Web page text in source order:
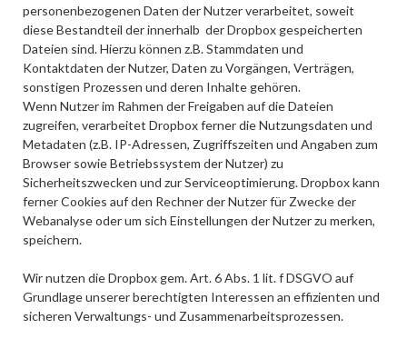
personenbezogenen Daten der Nutzer verarbeitet, soweit
diese Bestandteil der innerhalb der Dropbox gespeicherten
Dateien sind. Hierzu können z.B. Stammdaten und
Kontaktdaten der Nutzer, Daten zu Vorgängen, Verträgen,
sonstigen Prozessen und deren Inhalte gehören.
Wenn Nutzer im Rahmen der Freigaben auf die Dateien
zugreifen, verarbeitet Dropbox ferner die Nutzungsdaten und
Metadaten (z.B. IP-Adressen, Zugriffszeiten und Angaben zum
Browser sowie Betriebssystem der Nutzer) zu
Sicherheitszwecken und zur Serviceoptimierung. Dropbox kann
ferner Cookies auf den Rechner der Nutzer für Zwecke der
Webanalyse oder um sich Einstellungen der Nutzer zu merken,
speichern.
Wir nutzen die Dropbox gem. Art. 6 Abs. 1 lit. f DSGVO auf
Grundlage unserer berechtigten Interessen an effizienten und
sicheren Verwaltungs- und Zusammenarbeitsprozessen.